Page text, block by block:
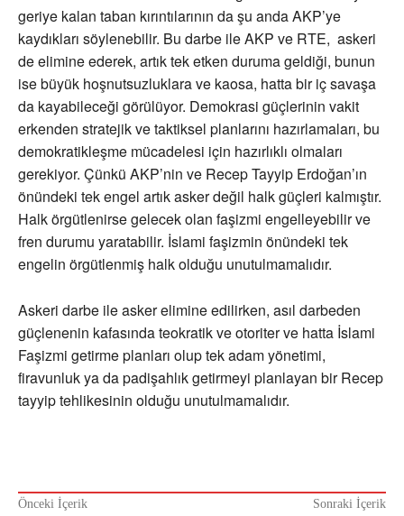
geriye kalan taban kırıntılarının da şu anda AKP’ye
kaydıkları söylenebilir. Bu darbe ile AKP ve RTE, askeri
de elimine ederek, artık tek etken duruma geldiği, bunun
ise büyük hoşnutsuzluklara ve kaosa, hatta bir iç savaşa
da kayabileceği görülüyor. Demokrasi güçlerinin vakit
erkenden stratejik ve taktiksel planlarını hazırlamaları, bu
demokratikleşme mücadelesi için hazırlıklı olmaları
gerekiyor. Çünkü AKP’nin ve Recep Tayyip Erdoğan’ın
önündeki tek engel artık asker değil halk güçleri kalmıştır.
Halk örgütlenirse gelecek olan faşizmi engelleyebilir ve
fren durumu yaratabilir. İslami faşizmin önündeki tek
engelin örgütlenmiş halk olduğu unutulmamalıdır.
Askeri darbe ile asker elimine edilirken, asıl darbeden
güçlenenin kafasında teokratik ve otoriter ve hatta İslami
Faşizmi getirme planları olup tek adam yönetimi,
firavunluk ya da padişahlık getirmeyi planlayan bir Recep
tayyip tehlikesinin olduğu unutulmamalıdır.
Önceki İçerik Sonraki İçerik